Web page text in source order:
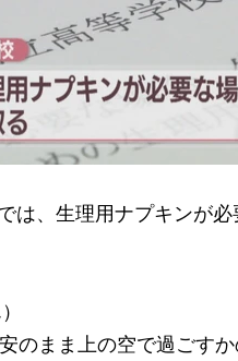
、生理用ナプキンが必
のまま上の空で過ごすか